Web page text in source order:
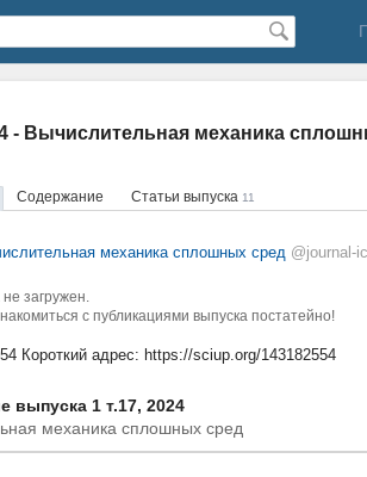
- Вычислительная механика
Содержание Статьи выпуска 11
механика сплошных сред @journal-
загружен.
с публикациями выпуска постатейно!
Короткий адрес: https://sciup.org/143182554
выпуска 1 т.17, 2024
механика сплошных сред